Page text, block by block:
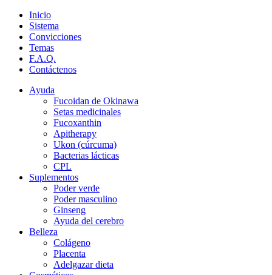
Inicio
Sistema
Convicciones
Temas
F.A.Q.
Contáctenos
Ayuda
Fucoidan de Okinawa
Setas medicinales
Fucoxanthin
Apitherapy
Ukon (cúrcuma)
Bacterias lácticas
CPL
Suplementos
Poder verde
Poder masculino
Ginseng
Ayuda del cerebro
Belleza
Colágeno
Placenta
Adelgazar dieta